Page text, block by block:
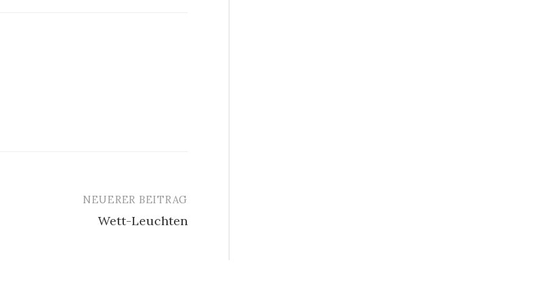
NEUERER BEITRAG
Wett-Leuchten